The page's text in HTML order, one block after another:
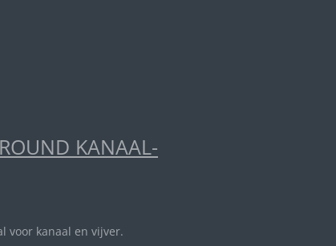
KANAAL-
voor kanaal en vijver.